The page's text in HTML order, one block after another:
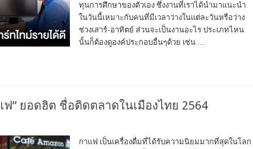
ทุนการศึกษาของตัวเอง ซึ่งงานที่เราได้นำมาแนะนำ
ในวันนี้เหมาะกับคนที่มีเวลาว่างในแต่ละวันหรือว่าง
ช่วงเสาร์-อาทิตย์ ส่วนจะเป็นงานอะไร ประเภทไหน
นั้นก็ต้องดูองค์ประกอบอื่นๆด้วย เช่น …
” ยอดฮิต ชื่อติดตลาดในเมืองไทย 2564
กาแฟ เป็นเครื่องดื่มที่ได้รับความนิยมมากที่สุดในโลก